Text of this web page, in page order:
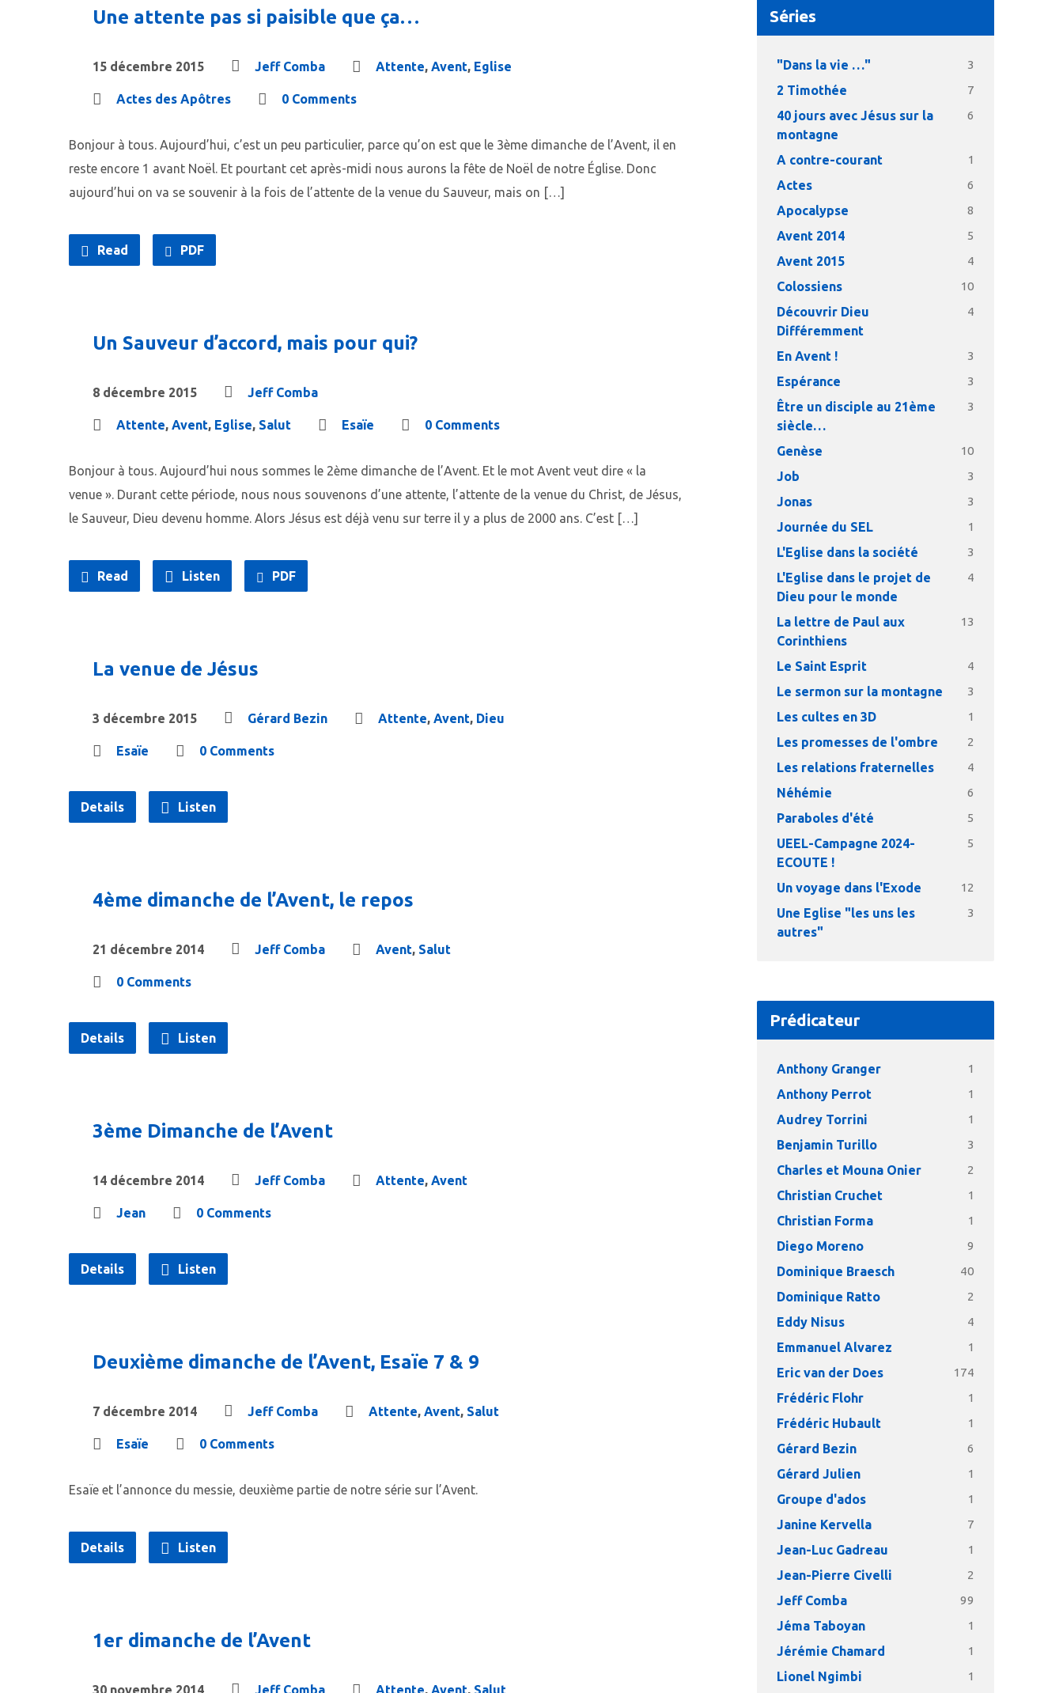
Une attente pas si paisible que ça…
15 décembre 2015 Jeff Comba Attente, Avent, Eglise
Actes des Apôtres 0 Comments
Bonjour à tous. Aujourd’hui, c’est un peu particulier, parce qu’on est que le 3ème dimanche de l’Avent, il en
reste encore 1 avant Noël. Et pourtant cet après-midi nous aurons la fête de Noël de notre Église. Donc
aujourd’hui on va se souvenir à la fois de l’attente de la venue du Sauveur, mais on […]
Read PDF
Un Sauveur d’accord, mais pour qui?
8 décembre 2015 Jeff Comba
Attente, Avent, Eglise, Salut Esaïe 0 Comments
Bonjour à tous. Aujourd’hui nous sommes le 2ème dimanche de l’Avent. Et le mot Avent veut dire « la
venue ». Durant cette période, nous nous souvenons d’une attente, l’attente de la venue du Christ, de Jésus,
le Sauveur, Dieu devenu homme. Alors Jésus est déjà venu sur terre il y a plus de 2000 ans. C’est […]
Read Listen PDF
La venue de Jésus
3 décembre 2015 Gérard Bezin Attente, Avent, Dieu
Esaïe 0 Comments
Details Listen
4ème dimanche de l’Avent, le repos
21 décembre 2014 Jeff Comba Avent, Salut
0 Comments
Details Listen
3ème Dimanche de l’Avent
14 décembre 2014 Jeff Comba Attente, Avent
Jean 0 Comments
Details Listen
Deuxième dimanche de l’Avent, Esaïe 7 & 9
7 décembre 2014 Jeff Comba Attente, Avent, Salut
Esaïe 0 Comments
Esaïe et l’annonce du messie, deuxième partie de notre série sur l’Avent.
Details Listen
1er dimanche de l’Avent
30 novembre 2014 Jeff Comba Attente, Avent, Salut
Séries
"Dans la vie …" 3
2 Timothée 7
40 jours avec Jésus sur la
montagne
6
A contre-courant 1
Actes 6
Apocalypse 8
Avent 2014 5
Avent 2015 4
Colossiens 10
Découvrir Dieu
Différemment
4
En Avent ! 3
Espérance 3
Être un disciple au 21ème
siècle…
3
Genèse 10
Job 3
Jonas 3
Journée du SEL 1
L'Eglise dans la société 3
L'Eglise dans le projet de
Dieu pour le monde
4
La lettre de Paul aux
Corinthiens
13
Le Saint Esprit 4
Le sermon sur la montagne 3
Les cultes en 3D 1
Les promesses de l'ombre 2
Les relations fraternelles 4
Néhémie 6
Paraboles d'été 5
UEEL-Campagne 2024-
ECOUTE !
5
Un voyage dans l'Exode 12
Une Eglise "les uns les
autres"
3
Prédicateur
Anthony Granger 1
Anthony Perrot 1
Audrey Torrini 1
Benjamin Turillo 3
Charles et Mouna Onier 2
Christian Cruchet 1
Christian Forma 1
Diego Moreno 9
Dominique Braesch 40
Dominique Ratto 2
Eddy Nisus 4
Emmanuel Alvarez 1
Eric van der Does 174
Frédéric Flohr 1
Frédéric Hubault 1
Gérard Bezin 6
Gérard Julien 1
Groupe d'ados 1
Janine Kervella 7
Jean-Luc Gadreau 1
Jean-Pierre Civelli 2
Jeff Comba 99
Jéma Taboyan 1
Jérémie Chamard 1
Lionel Ngimbi 1